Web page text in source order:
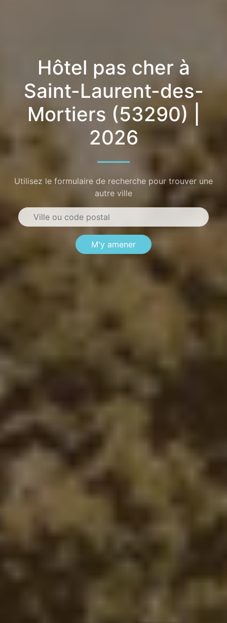
Hôtel pas cher à
Saint-Laurent-des-
Mortiers (53290) |
2026
Utilisez le formulaire de recherche pour trouver une
autre ville
M'y amener